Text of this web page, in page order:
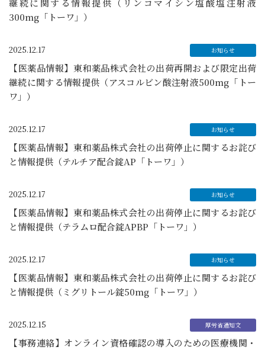
継続に関する情報提供（リンコマイシン塩酸塩注射液
300mg「トーワ」）
2025.12.17
【医薬品情報】東和薬品株式会社の出荷再開および限定出荷
継続に関する情報提供（アスコルビン酸注射液500mg「トー
ワ」）
2025.12.17
【医薬品情報】東和薬品株式会社の出荷停止に関するお詫び
と情報提供（テルチア配合錠AP「トーワ」）
2025.12.17
【医薬品情報】東和薬品株式会社の出荷停止に関するお詫び
と情報提供（テラムロ配合錠APBP「トーワ」）
2025.12.17
【医薬品情報】東和薬品株式会社の出荷停止に関するお詫び
と情報提供（ミグリトール錠50mg「トーワ」）
2025.12.15
【事務連絡】オンライン資格確認の導入のための医療機関・